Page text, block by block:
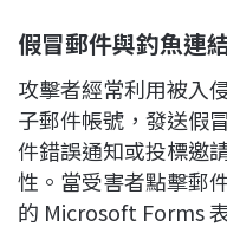
假冒郵件與釣魚連
攻擊者經常利用被入
子郵件帳號，發送假
件錯誤通知或投標邀
性。當受害者點擊郵
的 Microsoft Forms